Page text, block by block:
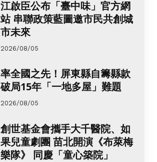
江啟臣公布「臺中味」官方網
站 串聯政策藍圖邀市民共創城
市未來
2026/08/05
率全國之先！屏東縣自籌縣款
破局15年「一地多屋」難題
2026/08/05
創世基金會攜手大千醫院、如
果兒童劇團 苗北開演《布萊梅
樂隊》 同慶「童心築院」